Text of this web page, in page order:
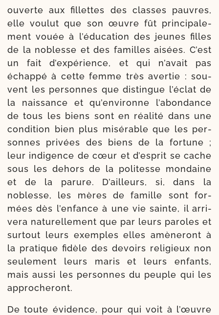
ouverte aux fillettes des classes pauvres,
elle vou­lut que son œuvre fût prin­ci­pa­le­
ment vouée à l’éducation des jeunes filles
de la noblesse et des familles aisées. C’est
un fait d’expé­rience, et qui n’avait pas
échap­pé à cette femme très aver­tie : sou­
vent les per­sonnes que dis­tingue l’éclat de
la nais­sance et qu’environne l’abondance
de tous les biens sont en réa­li­té dans une
condi­tion bien plus misé­rable que les per­
sonnes pri­vées des biens de la for­tune ;
leur indi­gence de cœur et d’esprit se cache
sous les dehors de la poli­tesse mon­daine
et de la parure. D’ailleurs, si, dans la
noblesse, les mères de famille sont for­
mées dès l’enfance à une vie sainte, il arri­
ve­ra natu­rel­le­ment que par leurs paroles et
sur­tout leurs exemples elles amè­ne­ront à
la pra­tique fidèle des devoirs reli­gieux non
seule­ment leurs maris et leurs enfants,
mais aus­si les per­sonnes du peuple qui les
approcheront.
De toute évi­dence, pour qui voit à l’œuvre